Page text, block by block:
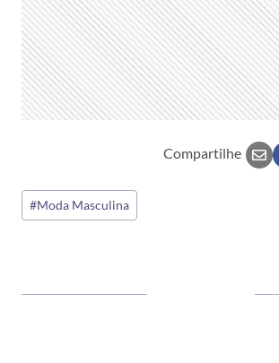
Compartilhe
Tags
do
#Moda Masculina